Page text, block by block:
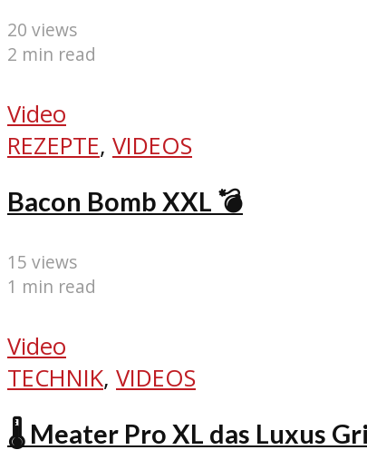
20 views
2 min read
Video
REZEPTE, VIDEOS
Bacon Bomb XXL 💣
15 views
1 min read
Video
TECHNIK, VIDEOS
🌡️ Meater Pro XL das Luxus